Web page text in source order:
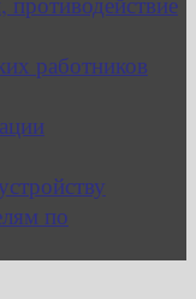
работников
по